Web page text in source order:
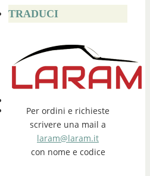
TRADUCI
Per ordini e richieste
scrivere una mail a
laram@laram.it
con nome e codice